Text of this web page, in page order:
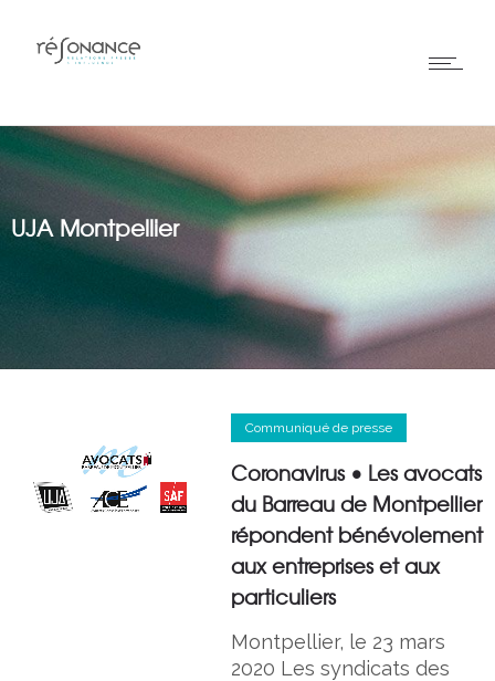
UJA Montpellier
Communiqué de presse
Coronavirus • Les avocats
du Barreau de Montpellier
répondent bénévolement
aux entreprises et aux
particuliers
Montpellier, le 23 mars
2020 Les syndicats des